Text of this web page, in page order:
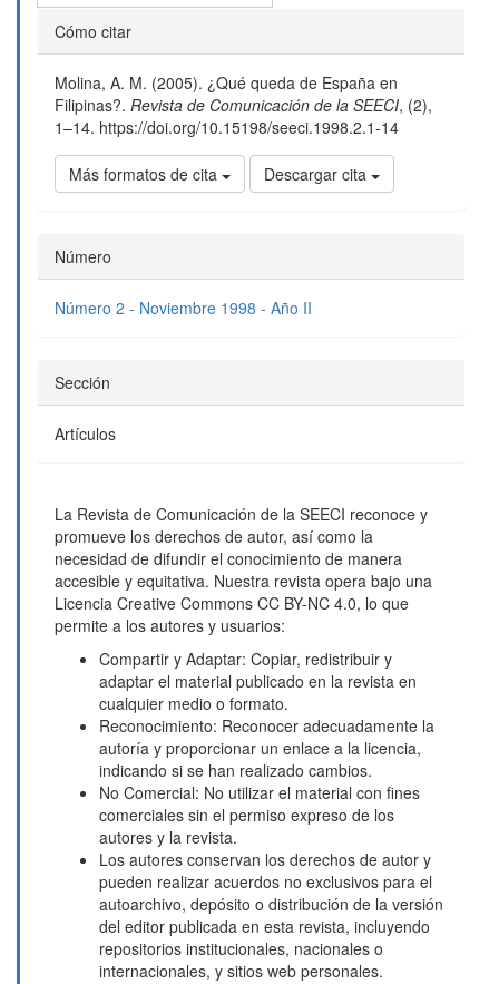
Detalles
del
artículo
Cómo citar
Molina, A. M. (2005). ¿Qué queda de España en
Filipinas?. Revista de Comunicación de la SEECI, (2),
1–14. https://doi.org/10.15198/seeci.1998.2.1-14
Más formatos de cita Descargar cita
Número
Número 2 - Noviembre 1998 - Año II
Sección
Artículos
La Revista de Comunicación de la SEECI reconoce y
promueve los derechos de autor, así como la
necesidad de difundir el conocimiento de manera
accesible y equitativa. Nuestra revista opera bajo una
Licencia Creative Commons CC BY-NC 4.0, lo que
permite a los autores y usuarios:
Compartir y Adaptar: Copiar, redistribuir y
adaptar el material publicado en la revista en
cualquier medio o formato.
Reconocimiento: Reconocer adecuadamente la
autoría y proporcionar un enlace a la licencia,
indicando si se han realizado cambios.
No Comercial: No utilizar el material con fines
comerciales sin el permiso expreso de los
autores y la revista.
Los autores conservan los derechos de autor y
pueden realizar acuerdos no exclusivos para el
autoarchivo, depósito o distribución de la versión
del editor publicada en esta revista, incluyendo
repositorios institucionales, nacionales o
internacionales, y sitios web personales.